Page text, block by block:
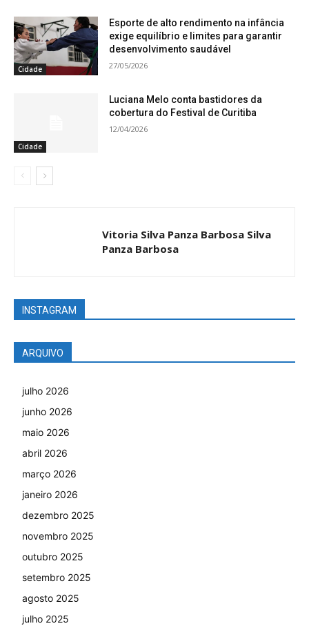
Cidade
Esporte de alto rendimento na infância
exige equilíbrio e limites para garantir
desenvolvimento saudável
27/05/2026
Cidade
Luciana Melo conta bastidores da
cobertura do Festival de Curitiba
12/04/2026
Vitoria Silva Panza Barbosa Silva
Panza Barbosa
INSTAGRAM
ARQUIVO
julho 2026
junho 2026
maio 2026
abril 2026
março 2026
janeiro 2026
dezembro 2025
novembro 2025
outubro 2025
setembro 2025
agosto 2025
julho 2025